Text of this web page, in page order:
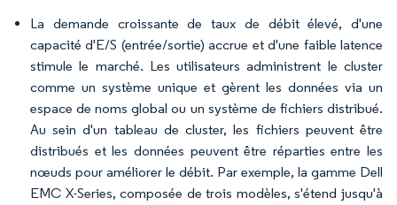
La demande croissante de taux de débit élevé, d'une
capacité d'E/S (entrée/sortie) accrue et d'une faible latence
stimule le marché. Les utilisateurs administrent le cluster
comme un système unique et gèrent les données via un
espace de noms global ou un système de fichiers distribué.
Au sein d'un tableau de cluster, les fichiers peuvent être
distribués et les données peuvent être réparties entre les
nœuds pour améliorer le débit. Par exemple, la gamme Dell
EMC X-Series, composée de trois modèles, s'étend jusqu'à